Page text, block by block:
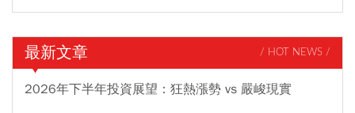
最新文章 / HOT NEWS /
2026年下半年投資展望：狂熱漲勢 vs 嚴峻現實